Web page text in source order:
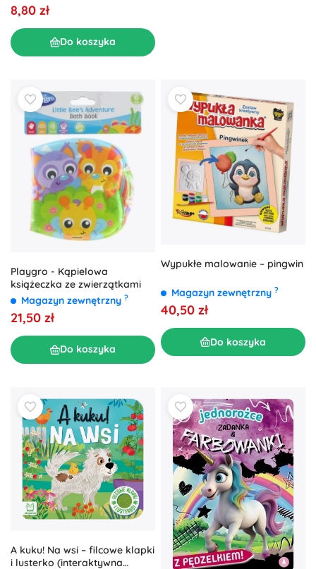
8,80 zł
Do koszyka
Playgro - Kąpielowa
książeczka ze zwierzątkami
Magazyn zewnętrzny ?
21,50 zł
Do koszyka
Wypukłe malowanie – pingwin
Magazyn zewnętrzny ?
40,50 zł
Do koszyka
A kuku! Na wsi – filcowe klapki
i lusterko (interaktywna